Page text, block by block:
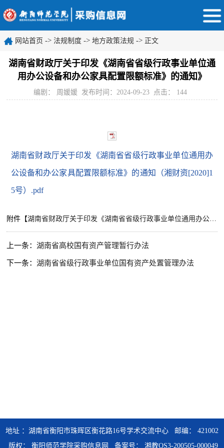
网站首页 -> 法规制度 -> 地方政策法规 -> 正文
湖南省财政厅关于印发《湖南省省级行政事业单位通
用办公设备和办公家具配置限额标准》的通知》
编剧： 周媛媛 发布时间：2024-09-23 点击： 144
湖南省财政厅关于印发《湖南省省级行政事业单位通用办
公设备和办公家具配置限额标准》的通知（湘财资[2020]1
5号）.pdf
附件【湖南省财政厅关于印发《湖南省省级行政事业单位通用办公设备和办公家具配置限额标准》的通知（湘财资[2020]15号）.pdf
上一条：湖南省高校国有资产管理暂行办法
下一条：湖南省省级行政事业单位国有资产处置管理办法
地址 ：湖南省衡阳市珠晖区衡花路16号学术交流中心 邮编： 421002
版权： 衡阳师范学院采购信息网
备案号： 湘教QS3-200505-000049